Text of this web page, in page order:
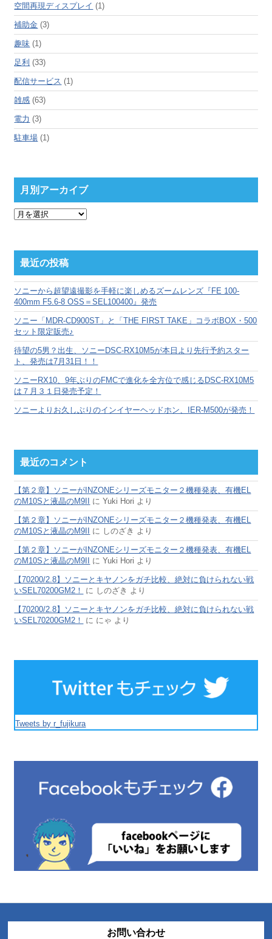
空間再現ディスプレイ (1)
補助金 (3)
趣味 (1)
足利 (33)
配信サービス (1)
雑感 (63)
電力 (3)
駐車場 (1)
月別アーカイブ
月
カ
ブ
最近の投稿
ソニーから超望遠撮影を手軽に楽しめるズームレンズ『FE 100-
400mm F5.6-8 OSS＝SEL100400』発売
ソニー「MDR-CD900ST」と「THE FIRST TAKE」コラボBOX・500
セット限定販売♪
待望の5男？出生、ソニーDSC-RX10M5が本日より先行予約スター
ト、発売は7月31日！！
ソニーRX10、9年ぶりのFMCで進化を全方位で感じるDSC-RX10M5
は７月３１日発売予定！
ソニーよりお久しぶりのインイヤーヘッドホン、IER-M500が発売！
最近のコメント
【第２章】ソニーがINZONEシリーズモニター２機種発表、有機EL
のM10Sと液晶のM9II
にYuki Hori より
【第２章】ソニーがINZONEシリーズモニター２機種発表、有機EL
のM10Sと液晶のM9II
に しのざき より
【第２章】ソニーがINZONEシリーズモニター２機種発表、有機EL
のM10Sと液晶のM9II
にYuki Hori より
【70200/2.8】ソニーとキヤノンをガチ比較、絶対に負けられない戦
いSEL70200GM2！
に しのざき より
【70200/2.8】ソニーとキヤノンをガチ比較、絶対に負けられない戦
いSEL70200GM2！
に にゃ より
Tweets by r_fujikura
お問い合わせ